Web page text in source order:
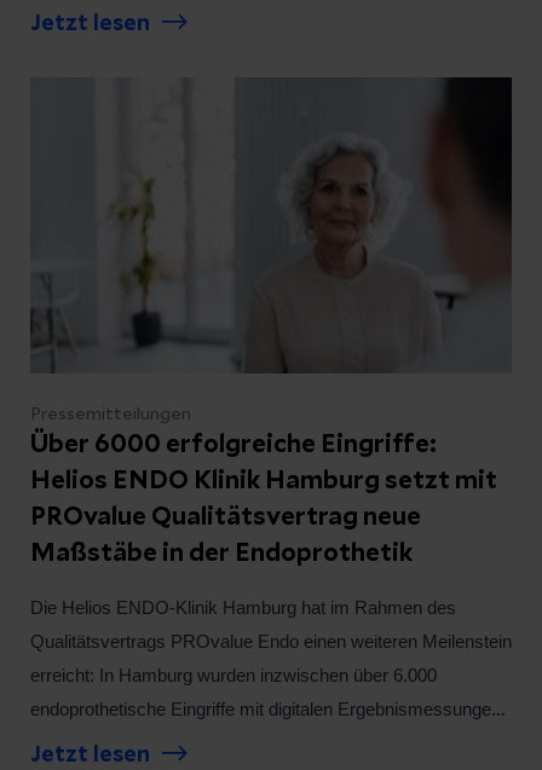
Gemeinsam mit einem erfahrenen Ärzteteam
Bitpanda Hamburg Open und übernimmt die
direkt vor Ort. Die Verbindung von
Spitzenmedizin und Spitzensport passt dabei
auch zum Jubiläumsjahr der Klinik: Die Helios
ENDO-Klinik Hamburg feiert 2026 ihr 50-
jähriges Bestehen und blickt auf fünf
Jahrzehnte Spezialisierung in Orthopädie,
Endoprothetik und Sportmedizin zurück.
Jetzt lesen
Pressemitteilungen
Über 6000 erfolgreiche Eingriffe:
Helios ENDO Klinik Hamburg setzt mit
PROvalue Qualitätsvertrag neue
Maßstäbe in der Endoprothetik
Die Helios ENDO-Klinik Hamburg hat im Rahmen des
Qualitätsvertrags PROvalue Endo einen weiteren Meilenstein
erreicht: In Hamburg wurden inzwischen über 6.000
endoprothetische Eingriffe mit digitalen Ergebnismessungen
aus Patientensicht begleitet. Damit zählt der Standort zu den
Jetzt lesen